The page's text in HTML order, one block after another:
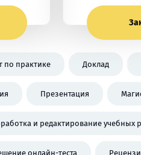
по практике Доклад
Презентация
и редактирование учебных
онлайн-теста